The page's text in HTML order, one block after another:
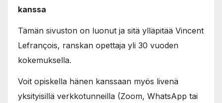
kanssa
Tämän sivuston on luonut ja sitä ylläpitää Vincent
Lefrançois, ranskan opettaja yli 30 vuoden
kokemuksella.
Voit opiskella hänen kanssaan myös livenä
yksityisillä verkkotunneilla (Zoom, WhatsApp tai